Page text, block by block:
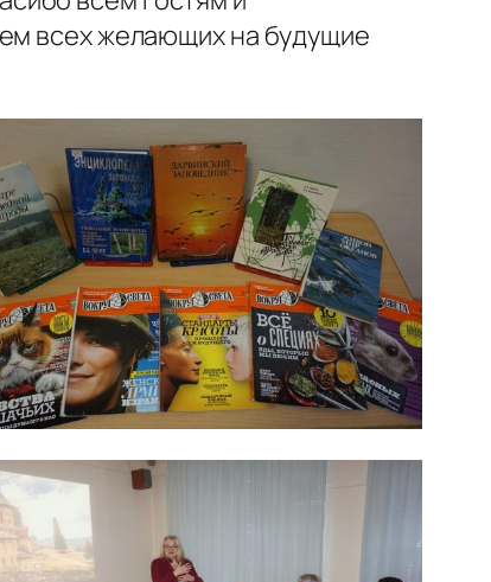
всех желающих на будущие